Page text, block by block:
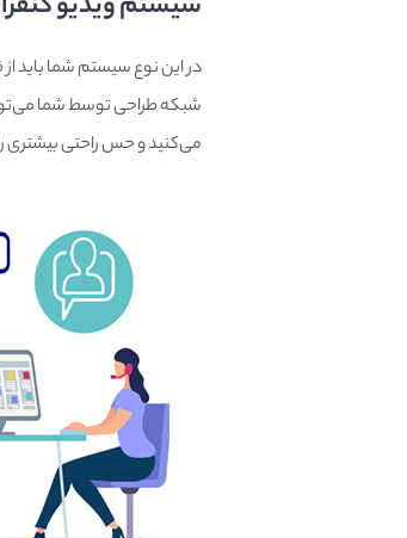
در این نوع سیستم شما باید
شبکه طراحی توسط شما
می‌کنید و حس راحتی بیشتری